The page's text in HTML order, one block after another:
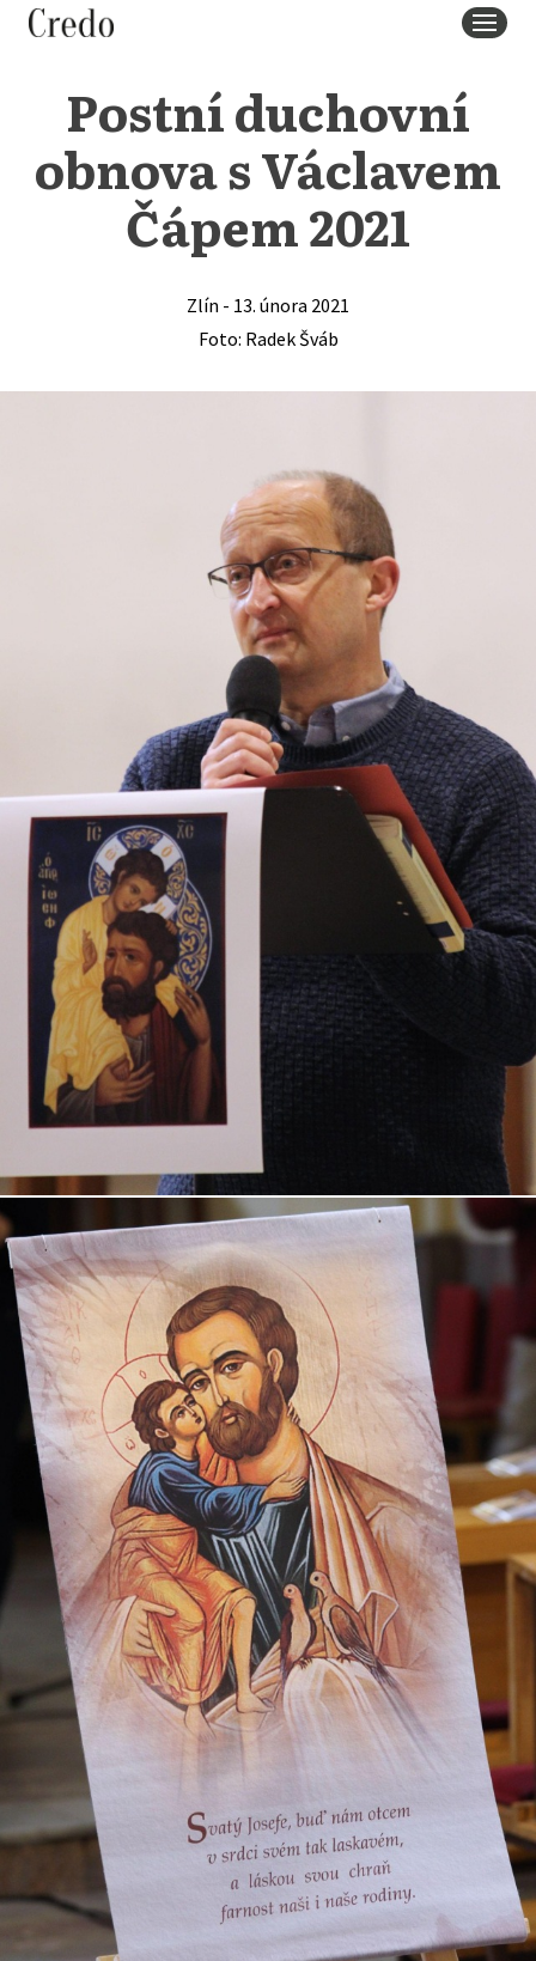
MENU
Postní duchovní
obnova s Václavem
Čápem 2021
Zlín - 13. února 2021
Foto: Radek Šváb